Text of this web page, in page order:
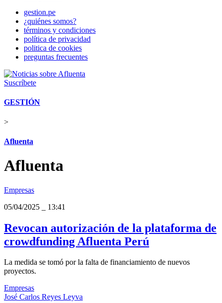
gestion.pe
¿quiénes somos?
términos y condiciones
política de privacidad
politica de cookies
preguntas frecuentes
Suscríbete
GESTIÓN
>
Afluenta
Afluenta
Empresas
05/04/2025
13:41
Revocan autorización de la plataforma de
crowdfunding Afluenta Perú
La medida se tomó por la falta de financiamiento de nuevos
proyectos.
Empresas
José Carlos Reyes Leyva